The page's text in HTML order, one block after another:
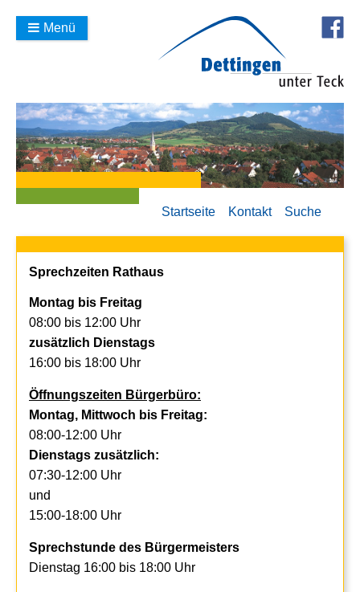
Menü
Startseite Kontakt Suche
Sprechzeiten Rathaus
Montag bis Freitag
08:00 bis 12:00 Uhr
zusätzlich Dienstags
16:00 bis 18:00 Uhr
Öffnungszeiten Bürgerbüro:
Montag, Mittwoch bis Freitag:
08:00-12:00 Uhr
Dienstags zusätzlich:
07:30-12:00 Uhr
und
15:00-18:00 Uhr
Sprechstunde des Bürgermeisters
Dienstag 16:00 bis 18:00 Uhr